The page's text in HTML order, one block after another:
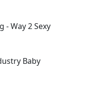
- Way 2 Sexy
Baby